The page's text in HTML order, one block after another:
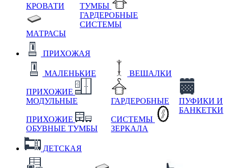
КРОВАТИ
МАТРАСЫ
ТУМБЫ
ГАРДЕРОБНЫЕ
СИСТЕМЫ
ПРИХОЖАЯ
МАЛЕНЬКИЕ
ПРИХОЖИЕ
МОДУЛЬНЫЕ
ПРИХОЖИЕ
ОБУВНЫЕ ТУМБЫ
ВЕШАЛКИ
ГАРДЕРОБНЫЕ
СИСТЕМЫ
ЗЕРКАЛА
ПУФИКИ И
БАНКЕТКИ
ДЕТСКАЯ